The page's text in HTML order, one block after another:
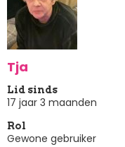
Tja
Lid sinds
17 jaar 3 maanden
Rol
Gewone gebruiker